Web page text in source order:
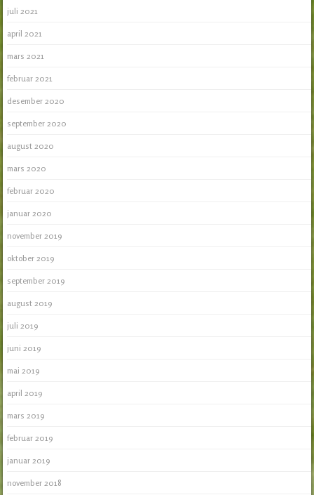
juli 2021
april 2021
mars 2021
februar 2021
desember 2020
september 2020
august 2020
mars 2020
februar 2020
januar 2020
november 2019
oktober 2019
september 2019
august 2019
juli 2019
juni 2019
mai 2019
april 2019
mars 2019
februar 2019
januar 2019
november 2018